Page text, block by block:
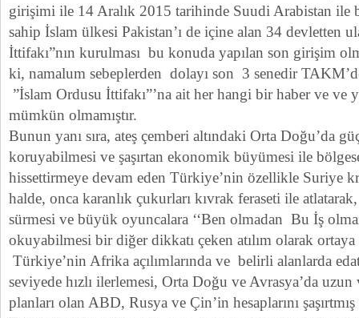
girişimi ile 14 Aralık 2015 tarihinde Suudi Arabistan ile
sahip İslam ülkesi Pakistan’ı de içine alan 34 devletten
İttifakı”nın kurulması bu konuda yapılan son girişim
ki, namalum sebeplerden dolayı son 3 senedir
”İslam Ordusu İttifakı”’na ait her hangi bir haber ve ve
mümkün olmamıştır.
Bunun yanı sıra, ateş çemberi altındaki Orta Doğu’da
koruyabilmesi ve şaşırtan ekonomik büyümesi ile
hissettirmeye devam eden Türkiye’nin özellikle Suriye
halde, onca karanlık çukurları kıvrak feraseti ile
sürmesi ve büyük oyuncalara ‘‘Ben olmadan Bu İş
okuyabilmesi bir diğer dikkatı çeken atılım olarak ortaya
Türkiye’nin Afrika açılımlarında ve belirli alanlarda
seviyede hızlı ilerlemesi, Orta Doğu ve Avrasya’da
planları olan ABD, Rusya ve Çin’in hesaplarını